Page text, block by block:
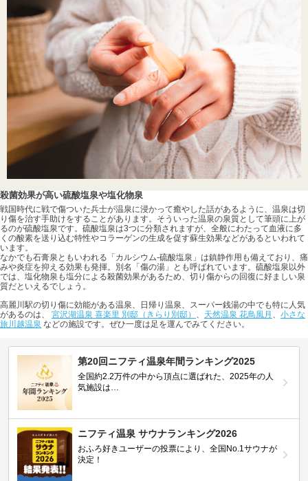
殺菌効果が高い硫酸塩泉や塩化物泉
戦国時代に戦で傷ついた兵士が温泉に浸かって癒やした話があるように、温泉は切
り傷を治す手助けをすることがあります。そういった温泉の泉質として筆頭に上が
るのが硫酸塩泉です。硫酸塩泉は3つに分類されますが、全般にわたって血液に多
くの酸素を送り込む特性やコラーゲンの生成を促す蘇生効果などがあるといわれて
います。
なかでも石膏泉ともいわれる「カルシウム-硫酸塩泉」は鎮静作用も備えており、痛
みや炎症を抑える効果も発揮。別名「傷の湯」とも呼ばれています。硫酸塩泉以外
では、塩化物泉も塩分による殺菌効果があるため、切り傷からの回復に好ましい泉
質だといえるでしょう。
高麗川駅の切り傷に効能がある温泉、日帰り温泉、スーパー銭湯の中でも特に人気
があるのは、 宮沢湖温泉 喜楽里 別邸（きらり別邸） 、 天然温泉 花鳥風月 、 小さな
旅川越温泉 などの施設です。ぜひ一度は足を運んでみてください。
第20回ニフティ温泉年間ランキング2025
全国約2.2万件の中から頂点に選ばれた、2025年の人
気施設は…
ニフティ温泉 サウナランキング2026
おふろ好きユーザーの投票により、全国No.1サウナが
決定！